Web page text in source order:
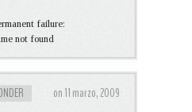
failure:
not found
on 11 marzo, 2009